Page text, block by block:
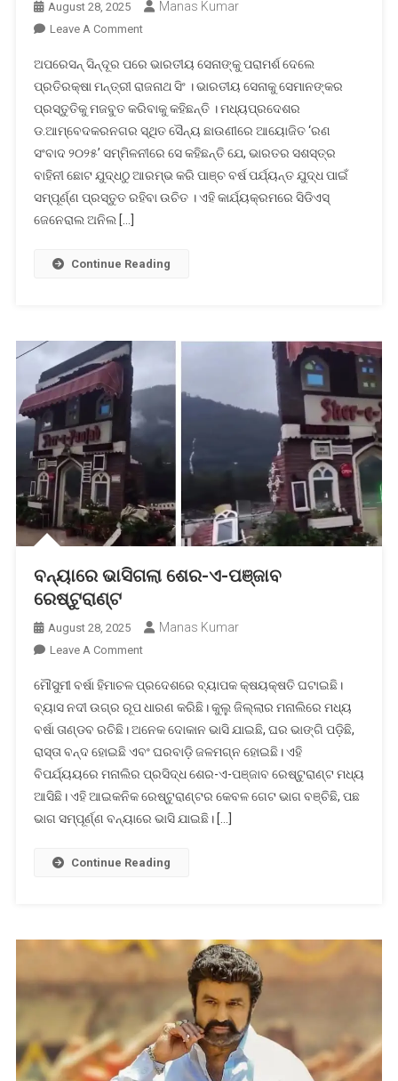
August 28, 2025 Manas Kumar
Leave A CommentOn
ଯୁଦ୍ଧ
ପାଇଁ
ପ୍ରସ୍ତୁତ
ରୁହ:
କାହିଁକି
କହିଲେ
ରାଜନାଥ
ଅପରେସନ୍ ସିନ୍ଦୂର ପରେ ଭାରତୀୟ ସେନାଙ୍କୁ ପରାମର୍ଶ ଦେଲେ
ପ୍ରତିରକ୍ଷା ମନ୍ତ୍ରୀ ରାଜନାଥ ସିଂ । ଭାରତୀୟ ସେନାକୁ ସେମାନଙ୍କର
ପ୍ରସ୍ତୁତିକୁ ମଜବୁତ କରିବାକୁ କହିଛନ୍ତି । ମଧ୍ୟପ୍ରଦେଶର
ଡ.ଆମ୍ବେଦକରନଗର ସ୍ଥିତ ସୈନ୍ୟ ଛାଉଣୀରେ ଆୟୋଜିତ ‘ରଣ
ସଂବାଦ ୨୦୨୫’ ସମ୍ମିଳନୀରେ ସେ କହିଛନ୍ତି ଯେ, ଭାରତର ସଶସ୍ତ୍ର
ବାହିନୀ ଛୋଟ ଯୁଦ୍ଧଠୁ ଆରମ୍ଭ କରି ପାଞ୍ଚ ବର୍ଷ ପର୍ଯ୍ୟନ୍ତ ଯୁଦ୍ଧ ପାଇଁ
ସମ୍ପୂର୍ଣ୍ଣ ପ୍ରସ୍ତୁତ ରହିବା ଉଚିତ । ଏହି କାର୍ଯ୍ୟକ୍ରମରେ ସିଡିଏସ୍
ଜେନେରାଲ ଅନିଲ […]
Continue Reading
ବନ୍ୟାରେ ଭାସିଗଲା ଶେର-ଏ-ପଞ୍ଜାବ
ରେଷ୍ଟୁରାଣ୍ଟ
August 28, 2025 Manas Kumar
Leave A CommentOn
ଭାସିଗଲା
ଶେର-
ଏ-
ପଞ୍ଜାବ
ରେଷ୍ଟୁରାଣ୍ଟ
ମୌସୁମୀ ବର୍ଷା ହିମାଚଳ ପ୍ରଦେଶରେ ବ୍ୟାପକ କ୍ଷୟକ୍ଷତି ଘଟାଇଛି।
ବ୍ୟାସ ନଦୀ ଉଗ୍ର ରୂପ ଧାରଣ କରିଛି। କୁଲୁ ଜିଲ୍ଲାର ମନାଲିରେ ମଧ୍ୟ
ବର୍ଷା ତାଣ୍ଡବ ରଚିଛି। ଅନେକ ଦୋକାନ ଭାସି ଯାଇଛି, ଘର ଭାଙ୍ଗି ପଡ଼ିଛି,
ରାସ୍ତା ବନ୍ଦ ହୋଇଛି ଏବଂ ଘରବାଡ଼ି ଜଳମଗ୍ନ ହୋଇଛି। ଏହି
ବିପର୍ଯ୍ୟୟରେ ମନାଲିର ପ୍ରସିଦ୍ଧ ଶେର-ଏ-ପଞ୍ଜାବ ରେଷ୍ଟୁରାଣ୍ଟ ମଧ୍ୟ
ଆସିଛି। ଏହି ଆଇକନିକ ରେଷ୍ଟୁରାଣ୍ଟର କେବଳ ଗେଟ ଭାଗ ବଞ୍ଚିଛି, ପଛ
ଭାଗ ସମ୍ପୂର୍ଣ୍ଣ ବନ୍ୟାରେ ଭାସି ଯାଇଛି। […]
Continue Reading